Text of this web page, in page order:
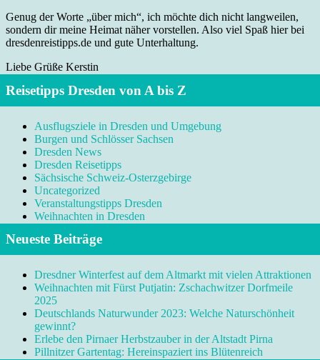
Genug der Worte „über mich“, ich möchte dich nicht langweilen,
sondern dir meine Heimat näher vorstellen. Also viel Spaß hier bei
dresdenreistipps.de und gute Unterhaltung.
Liebe Grüße Kerstin
Reisetipps Dresden von A bis Z
Ausflugsziele in Dresden und Umgebung
Burgen und Schlösser Sachsen
Dresden News
Dresden Reisetipps
Sächsische Schweiz-Osterzgebirge
Uncategorized
Veranstaltungstipps Dresden
Weihnachten in Dresden
Neueste Beiträge
Dresdner Winterfest auf dem Altmarkt mit vielen Attraktionen
Weihnachten mit Fürst Putjatin: Zschachwitzer Dorfmeile
2025
Deutschlands Naturwunder 2023: Welche Naturschönheit
gewinnt?
Erlebe den Pirnaer Herbstzauber in der Altstadt Pirna
Pillnitzer Gartentag: Hereinspaziert ins Blütenreich